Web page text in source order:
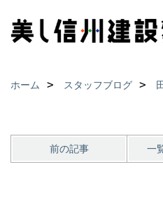
ホーム スタッフブログ
前の記事 一